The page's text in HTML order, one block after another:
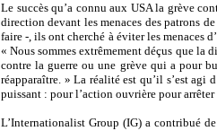
Le succès qu’a connu aux USA la grève
direction devant les menaces des patrons
faire -, ils ont cherché à éviter les menaces
« Nous sommes extrêmement déçus que la
contre la guerre ou une grève qui a pour
réapparaître. » La réalité est qu’il s’est agi
puissant : pour l’action ouvrière pour arrêter
L’Internationalist Group (IG) a contribué